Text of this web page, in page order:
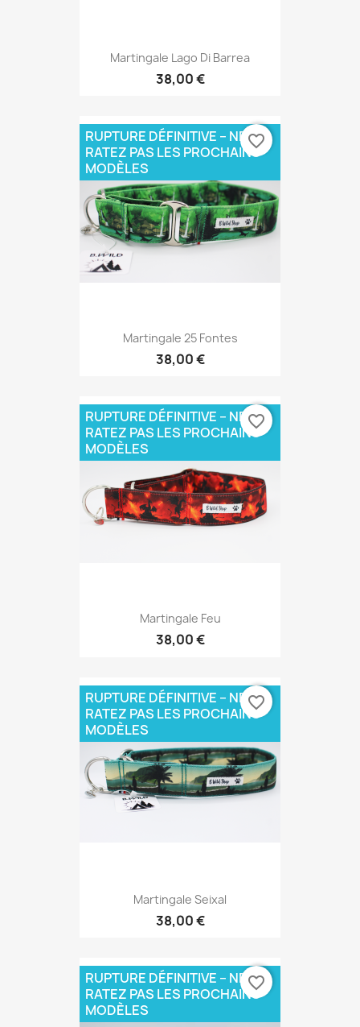
Martingale Lago Di Barrea
38,00 €
Martingale 25 Fontes
38,00 €
RUPTURE DÉFINITIVE – NE
RATEZ PAS LES PROCHAINS
MODÈLES
favorite_border
Martingale Feu
38,00 €
RUPTURE DÉFINITIVE – NE
RATEZ PAS LES PROCHAINS
MODÈLES
favorite_border
Martingale Seixal
38,00 €
RUPTURE DÉFINITIVE – NE
RATEZ PAS LES PROCHAINS
MODÈLES
favorite_border
RUPTURE DÉFINITIVE – NE
RATEZ PAS LES PROCHAINS
MODÈLES
favorite_border